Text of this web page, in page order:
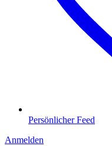
Persönlicher Feed
Anmelden